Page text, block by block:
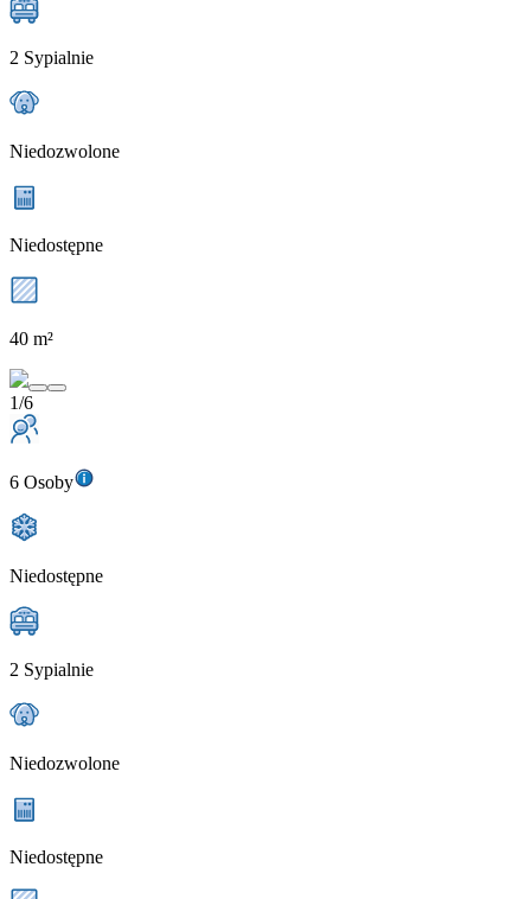
2 Sypialnie
Niedozwolone
Niedostępne
40 m²
1/6
6 Osoby
Niedostępne
2 Sypialnie
Niedozwolone
Niedostępne